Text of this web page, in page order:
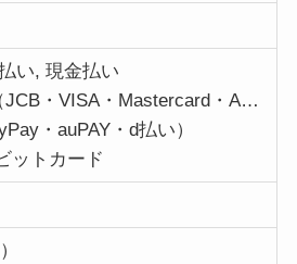
い, 現金払い
・AMERICANEXPRESS・DC・NICOS・SAISON）
・auPAY・d払い）
ットカード